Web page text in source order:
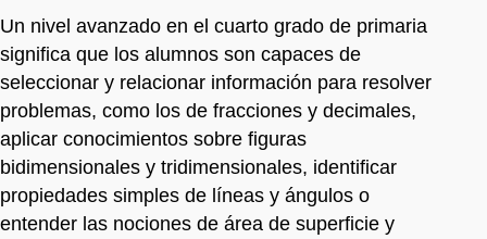
Un nivel avanzado en el cuarto grado de primaria
significa que los alumnos son capaces de
seleccionar y relacionar información para resolver
problemas, como los de fracciones y decimales,
aplicar conocimientos sobre figuras
bidimensionales y tridimensionales, identificar
propiedades simples de líneas y ángulos o
entender las nociones de área de superficie y